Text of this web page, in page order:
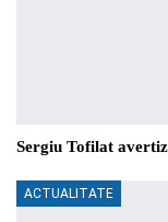
Sergiu Tofilat
ACTUALITATE